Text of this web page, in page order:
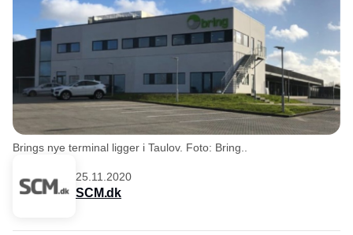
Brings nye terminal ligger i Taulov. Foto: Bring..
25.11.2020
SCM.dk